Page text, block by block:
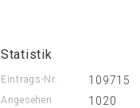
Statistik
Eintrags-Nr. 109715
Angesehen 1020